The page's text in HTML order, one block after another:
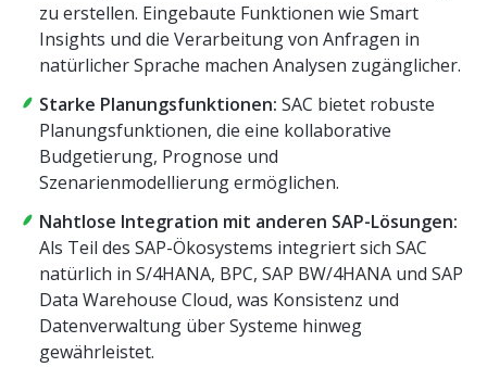
zu erstellen. Eingebaute Funktionen wie Smart
Insights und die Verarbeitung von Anfragen in
natürlicher Sprache machen Analysen zugänglicher.
Starke Planungsfunktionen: SAC bietet robuste
Planungsfunktionen, die eine kollaborative
Budgetierung, Prognose und
Szenarienmodellierung ermöglichen.
Nahtlose Integration mit anderen SAP-Lösungen:
Als Teil des SAP-Ökosystems integriert sich SAC
natürlich in S/4HANA, BPC, SAP BW/4HANA und SAP
Data Warehouse Cloud, was Konsistenz und
Datenverwaltung über Systeme hinweg
gewährleistet.